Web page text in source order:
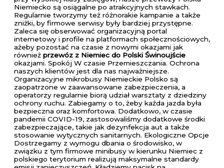
Niemiecko są osiągalne po atrakcyjnych stawkach.
Regularnie tworzymy też różnorakie kampanie a także
zniżki, by firmowe serwisy były bardziej przystępne.
Zaleca się obserwować organizacyjną portal
internetowy i profile na platformach społecznościowych,
ażeby pozostać na czasie z nowymi okazjami jak
również przewóz z Niemiec do Polski Świnoujście
okazjami. Spokój W czasie Przemieszczania. Ochrona
naszych klientów jest dla nas najważniejsze.
Organizacyjne mikrobusy Niemieckie Polsko są
zaopatrzone w zaawansowane zabezpieczenia, a
operatorzy regularnie biorą udział warsztaty z dziedziny
ochrony ruchu. Zabiegamy o to, żeby każda jazda była
bezpieczna oraz komfortowa. Dodatkowo, w czasie
pandemii COVID-19, zastosowaliśmy dodatkowe środki
zabezpieczające, takie jak dezynfekcja aut a także
stosowanie wytycznych sanitarnych. Ekologiczne Opcje
Dostrzegamy z wymogu dbania o środowisko, w
związku z tym firmowe minibusy w kierunku Niemiec z
polskiego terytorium realizują maksymalne standardy